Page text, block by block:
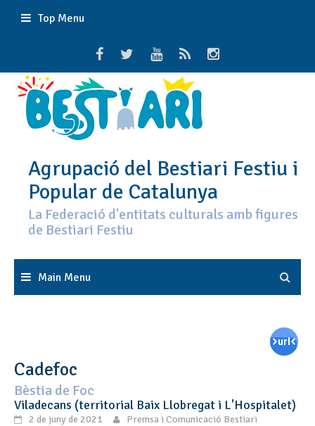
Top Menu
Agrupació del Bestiari Festiu i
Popular de Catalunya
La Federació d'entitats culturals amb figures
de Bestiari Festiu
Main Menu
Cadefoc
Bèstia de Foc
Viladecans (territorial Baix Llobregat i L'Hospitalet)
2 de juny de 2021 Premsa i Comunicació Bestiari